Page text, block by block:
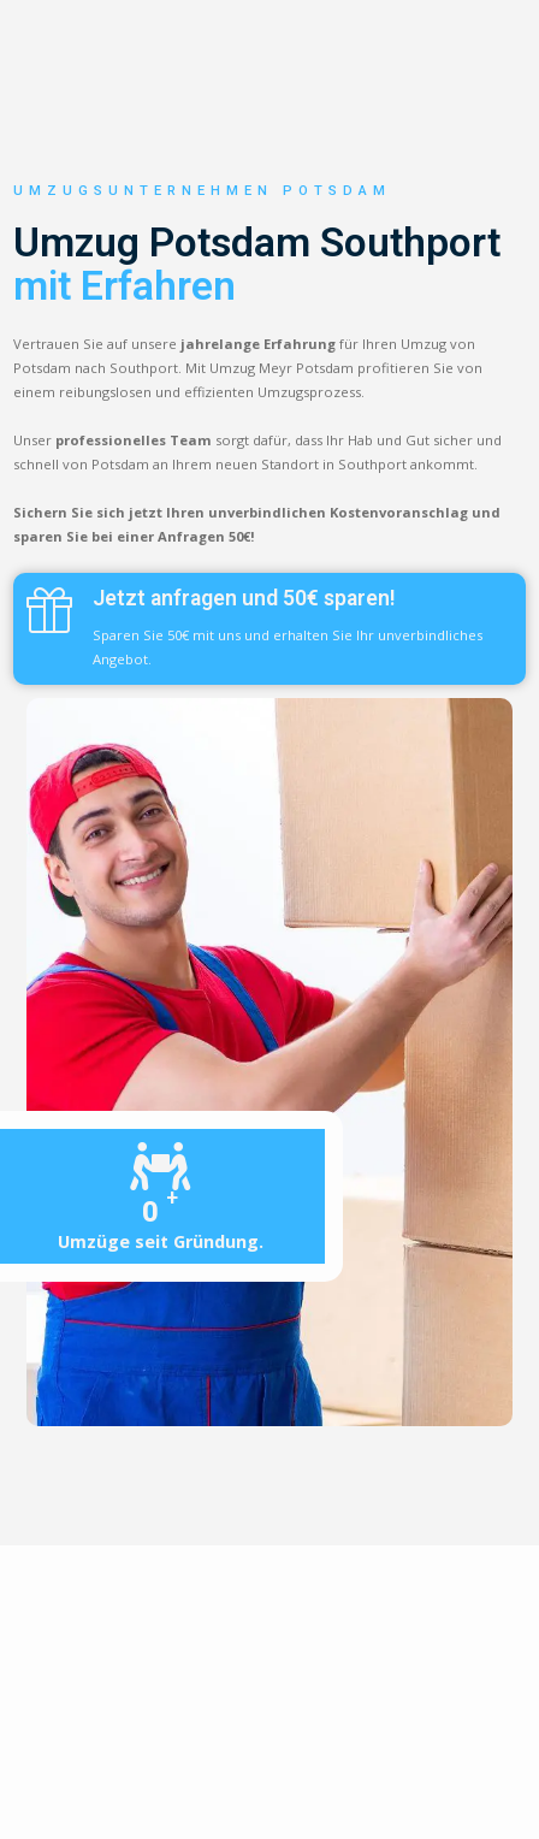
0 +
Umzüge seit Gründung.
UMZUGSUNTERNEHMEN POTSDAM
Umzug Potsdam Southport
mit Erfahren
Vertrauen Sie auf unsere jahrelange Erfahrung für Ihren Umzug von
Potsdam nach Southport. Mit Umzug Meyr Potsdam profitieren Sie von
einem reibungslosen und effizienten Umzugsprozess.
Unser professionelles Team sorgt dafür, dass Ihr Hab und Gut sicher und
schnell von Potsdam an Ihrem neuen Standort in Southport ankommt.
Sichern Sie sich jetzt Ihren unverbindlichen Kostenvoranschlag und
sparen Sie bei einer Anfragen 50€!
Jetzt anfragen und 50€ sparen!
Sparen Sie 50€ mit uns und erhalten Sie Ihr unverbindliches
Angebot.